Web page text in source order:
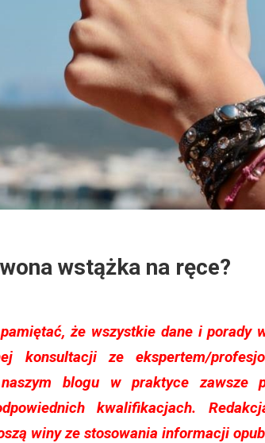
wstążka na ręce?
że wszystkie dane i porady
konsultacji ze ekspertem/
blogu w praktyce zawsze
kwalifikacjach.
winy ze stosowania informacji